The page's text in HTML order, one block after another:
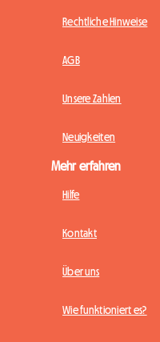
Rechtliche Hinweise
AGB
Unsere Zahlen
Neuigkeiten
Mehr erfahren
Hilfe
Kontakt
Über uns
Wie funktioniert es?